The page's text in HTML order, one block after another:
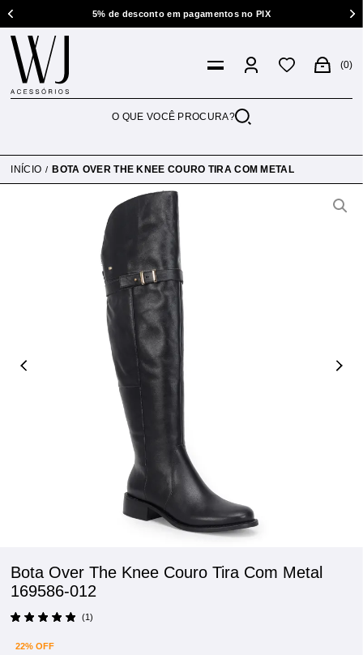
5% de desconto em pagamentos no PIX
0
INÍCIO BOTA OVER THE KNEE COURO TIRA COM METAL
Bota Over The Knee Couro Tira Com Metal
169586-012
(1)
22% OFF